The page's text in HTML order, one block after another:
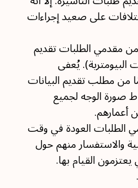
على صعيد إجراءات
مقدمي الطلبات تقديم
البيومترية). يُعفى
الأقل من 12 عامًا من مطلب تقديم البيانات
صورة الوجه لجميع
أعمارهم.
العودة في وقت
والاستفسار منهم حول
القيام بها.